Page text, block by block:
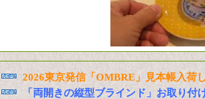
2026東京発信「OMBRE」見本帳入荷
「両開きの縦型ブラインド」お取り付